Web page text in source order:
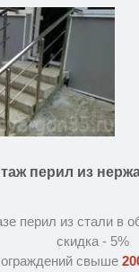
перил из
перил из стали в
скидка - 5%
ограждений свыше